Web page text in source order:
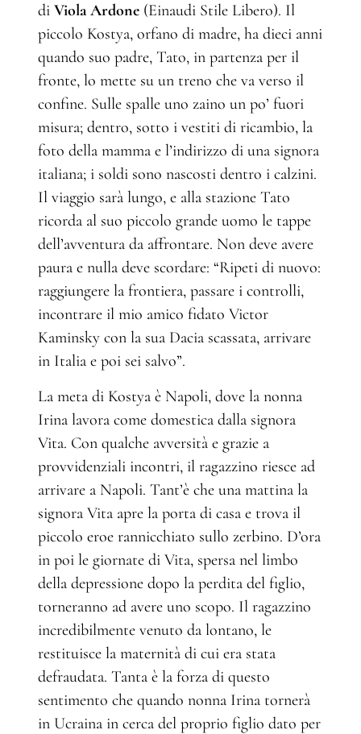
di Viola Ardone (Einaudi Stile Libero). Il
piccolo Kostya, orfano di madre, ha dieci anni
quando suo padre, Tato, in partenza per il
fronte, lo mette su un treno che va verso il
confine. Sulle spalle uno zaino un po’ fuori
misura; dentro, sotto i vestiti di ricambio, la
foto della mamma e l’indirizzo di una signora
italiana; i soldi sono nascosti dentro i calzini.
Il viaggio sarà lungo, e alla stazione Tato
ricorda al suo piccolo grande uomo le tappe
dell’avventura da affrontare. Non deve avere
paura e nulla deve scordare: “Ripeti di nuovo:
raggiungere la frontiera, passare i controlli,
incontrare il mio amico fidato Victor
Kaminsky con la sua Dacia scassata, arrivare
in Italia e poi sei salvo”.
La meta di Kostya è Napoli, dove la nonna
Irina lavora come domestica dalla signora
Vita. Con qualche avversità e grazie a
provvidenziali incontri, il ragazzino riesce ad
arrivare a Napoli. Tant’è che una mattina la
signora Vita apre la porta di casa e trova il
piccolo eroe rannicchiato sullo zerbino. D’ora
in poi le giornate di Vita, spersa nel limbo
della depressione dopo la perdita del figlio,
torneranno ad avere uno scopo. Il ragazzino
incredibilmente venuto da lontano, le
restituisce la maternità di cui era stata
defraudata. Tanta è la forza di questo
sentimento che quando nonna Irina tornerà
in Ucraina in cerca del proprio figlio dato per